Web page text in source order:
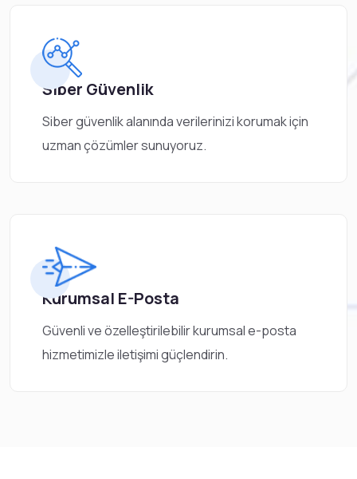
Siber Güvenlik
Siber güvenlik alanında verilerinizi korumak için
uzman çözümler sunuyoruz.
Kurumsal E-Posta
Güvenli ve özelleştirilebilir kurumsal e-posta
hizmetimizle iletişimi güçlendirin.